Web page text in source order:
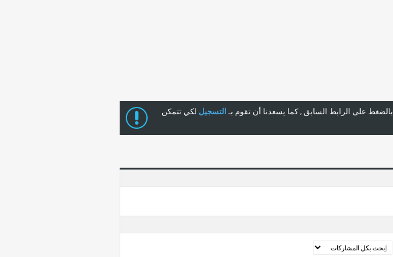
بالضغط على الرابط السابق , كما يسعدنا أن تقوم بـالتسجيل لكي تتمكن